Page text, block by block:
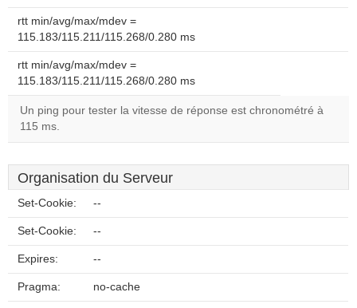
rtt min/avg/max/mdev =
115.183/115.211/115.268/0.280 ms
rtt min/avg/max/mdev =
115.183/115.211/115.268/0.280 ms
Un ping pour tester la vitesse de réponse est chronométré à
115 ms.
Organisation du Serveur
Set-Cookie: --
Set-Cookie: --
Expires: --
Pragma: no-cache